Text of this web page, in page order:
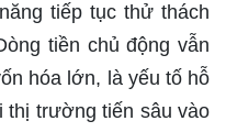
tiếp tục thử thách
tiền chủ động vẫn
hóa lớn, là yếu tố hỗ
thị trường tiến sâu vào